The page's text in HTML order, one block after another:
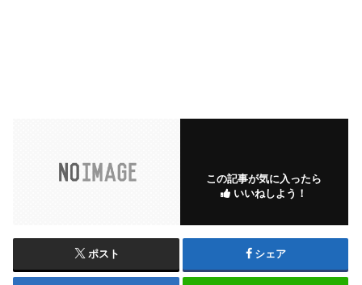
この記事が気に入ったら
いいねしよう！
ポスト シェア